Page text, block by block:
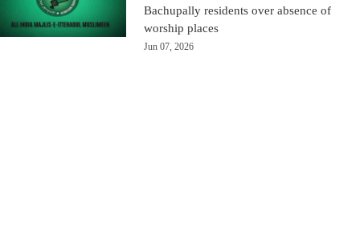
Bachupally residents over absence of
worship places
Jun 07, 2026